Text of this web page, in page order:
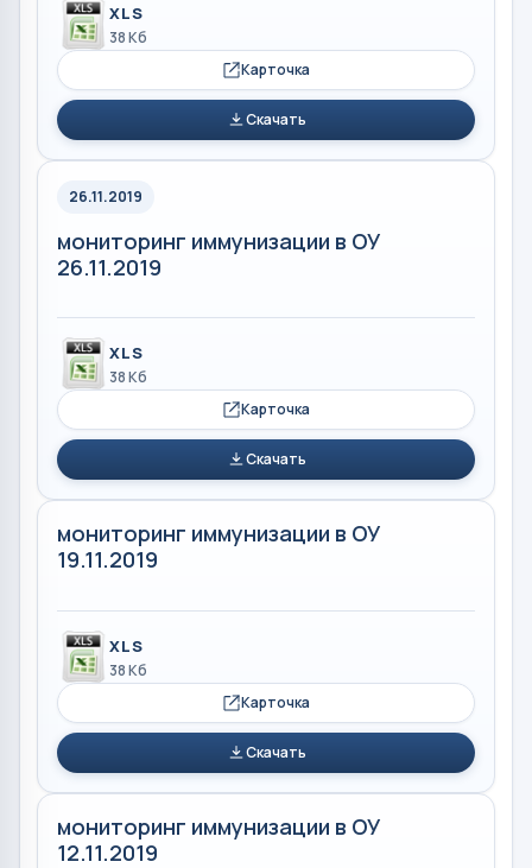
XLS
38 Кб
Карточка
Скачать
26.11.2019
мониторинг иммунизации в ОУ
26.11.2019
XLS
38 Кб
Карточка
Скачать
мониторинг иммунизации в ОУ
19.11.2019
XLS
38 Кб
Карточка
Скачать
мониторинг иммунизации в ОУ
12.11.2019